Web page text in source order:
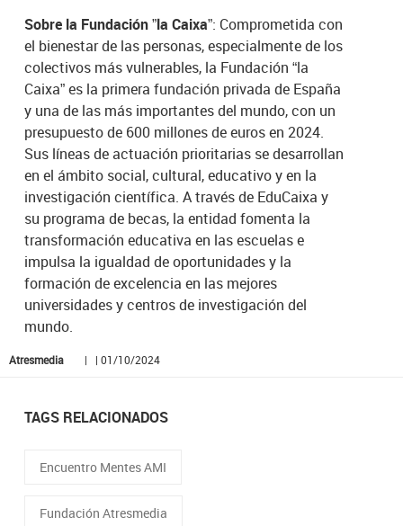
Sobre la Fundación ”la Caixa”: Comprometida con
el bienestar de las personas, especialmente de los
colectivos más vulnerables, la Fundación “la
Caixa” es la primera fundación privada de España
y una de las más importantes del mundo, con un
presupuesto de 600 millones de euros en 2024.
Sus líneas de actuación prioritarias se desarrollan
en el ámbito social, cultural, educativo y en la
investigación científica. A través de EduCaixa y
su programa de becas, la entidad fomenta la
transformación educativa en las escuelas e
impulsa la igualdad de oportunidades y la
formación de excelencia en las mejores
universidades y centros de investigación del
mundo.
Atresmedia | | 01/10/2024
TAGS RELACIONADOS
Encuentro Mentes AMI
Fundación Atresmedia